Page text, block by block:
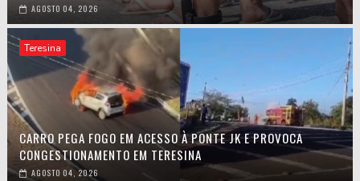
AGOSTO 04, 2026
Teresina
CARRO PEGA FOGO EM ACESSO À PONTE JK E PROVOCA
CONGESTIONAMENTO EM TERESINA
AGOSTO 04, 2026